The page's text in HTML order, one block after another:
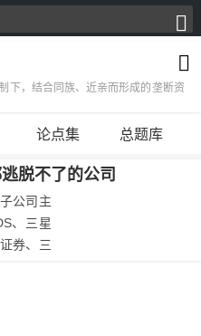
下，结合同族、近亲而形成的垄断资
义发展时期。20世纪初，垄断组织
出现鲇川、浅野、古河、大仓、中
这些财阀以家族总公司为中心，形成
系公司”的特殊持股关系。
论点集 总题库
脱不了的公司
公司主
、三星
券、三